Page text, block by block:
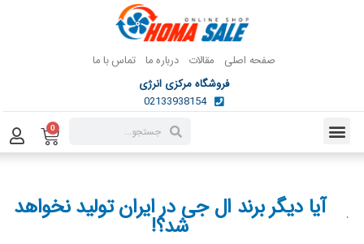
صفحه اصلی مقالات درباره ما تماس با ما
فروشگاه مرکزی انرژی
02133938154
آیا دیگر برند ال جی در ایران تولید نخواهد
شد؟!